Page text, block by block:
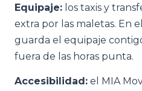
Equipaje: los taxis y
extra por las maletas. En
guarda el equipaje
fuera de las horas punta.
Accesibilidad: el MIA